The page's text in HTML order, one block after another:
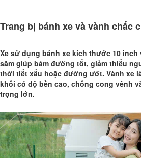
Trang bị bánh xe và vành chắc
Xe sử dụng bánh xe kích thước 10
săm giúp bám đường tốt, giảm thiểu
thời tiết xấu hoặc đường ướt. Vành xe
khối có độ bền cao, chống cong vênh
trọng lớn.